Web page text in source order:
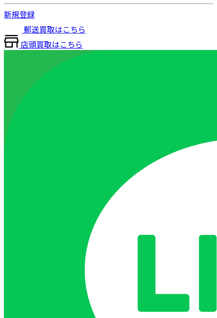
新規登録
郵送買取はこちら
店頭買取はこちら